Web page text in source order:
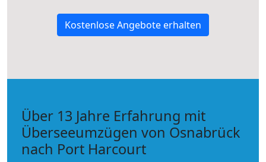
Kostenlose Angebote erhalten
Über 13 Jahre Erfahrung mit
Überseeumzügen von Osnabrück
nach Port Harcourt